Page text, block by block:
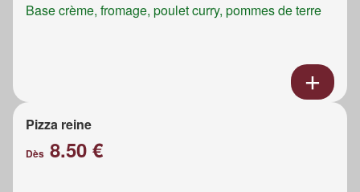
Base crème, fromage, poulet curry, pommes de terre
Pizza reine
Dès 8.50 €